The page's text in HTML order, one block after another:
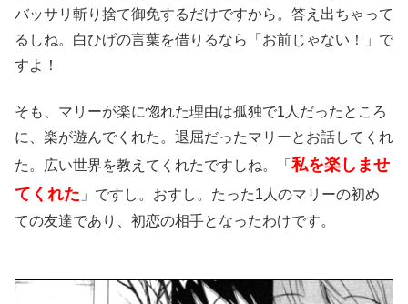
バッサリ斬り捨て御免するだけですから。答え出ちゃって
るしね。白ひげの言葉を借りるなら「お前じゃない！」で
すよ！
そも、マリーが楽に惚れた理由は孤独で1人だったところ
に、楽が遊んでくれた。退屈だったマリーとお話してくれ
た。広い世界を教えてくれたですしね。「 私を楽しませ
てくれた 」ですし。おすし。たった1人のマリーの初め
ての友達であり、初恋の相手となったわけです。